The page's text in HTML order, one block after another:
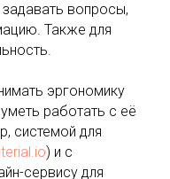
задавать вопросы,
Также для
эргономику
работать с её
системой для
) и с
сервису для